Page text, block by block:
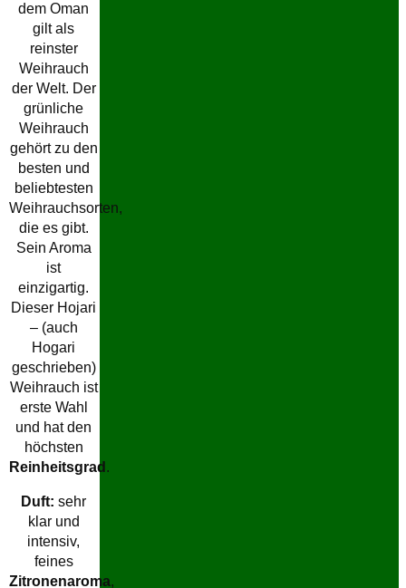
dem Oman
gilt als
reinster
Weihrauch
der Welt. Der
grünliche
Weihrauch
gehört zu den
besten und
beliebtesten
Weihrauchsorten,
die es gibt.
Sein Aroma
ist
einzigartig.
Dieser Hojari
– (auch
Hogari
geschrieben)
Weihrauch ist
erste Wahl
und hat den
höchsten
Reinheitsgrad .
Duft: sehr
klar und
intensiv,
feines
Zitronenaroma,